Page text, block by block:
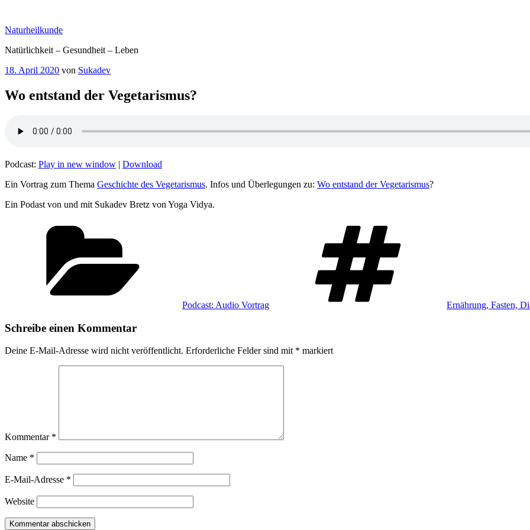
springen
Naturheilkunde
Natürlichkeit – Gesundheit – Leben
Veröffentlicht
18. April 2020 von Sukadev
Wo entstand der Vegetarismus?
Podcast: Play in new window | Download
Ein Vortrag zum Thema Geschichte des Vegetarismus. Infos und Überlegungen zu: Wo entstand der Vegetarismus?
Ein Podast von und mit Sukadev Bretz von Yoga Vidya.
Podcast: Audio Vortrag Ernährung, Fasten,
Schreibe einen Kommentar
Deine E-Mail-Adresse wird nicht veröffentlicht. Erforderliche Felder sind mit * markiert
Kommentar *
Name *
E-Mail-Adresse *
Website